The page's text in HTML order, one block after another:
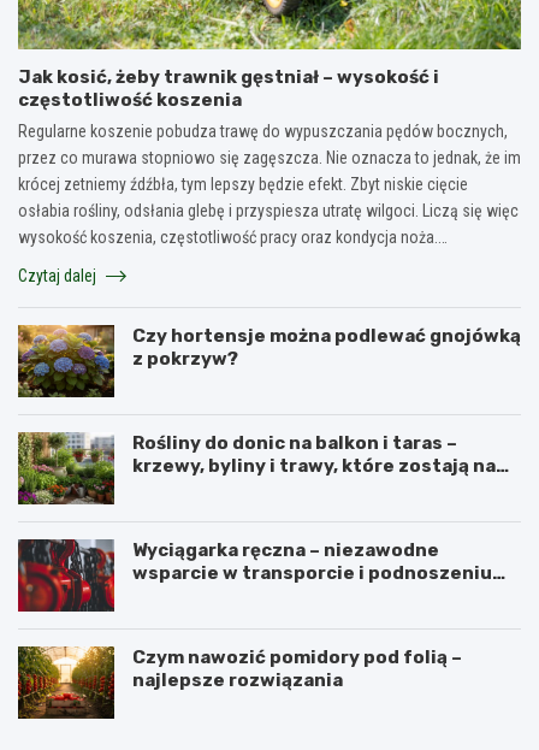
Jak kosić, żeby trawnik gęstniał – wysokość i
częstotliwość koszenia
Regularne koszenie pobudza trawę do wypuszczania pędów bocznych,
przez co murawa stopniowo się zagęszcza. Nie oznacza to jednak, że im
krócej zetniemy źdźbła, tym lepszy będzie efekt. Zbyt niskie cięcie
osłabia rośliny, odsłania glebę i przyspiesza utratę wilgoci. Liczą się więc
wysokość koszenia, częstotliwość pracy oraz kondycja noża.…
Czytaj dalej
Czy hortensje można podlewać gnojówką
z pokrzyw?
Rośliny do donic na balkon i taras –
krzewy, byliny i trawy, które zostają na
Wyciągarka ręczna – niezawodne
wsparcie w transporcie i podnoszeniu
Czym nawozić pomidory pod folią –
najlepsze rozwiązania
N
P